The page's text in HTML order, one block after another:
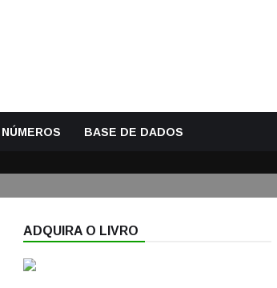
NÚMEROS BASE DE DADOS
ADQUIRA O LIVRO